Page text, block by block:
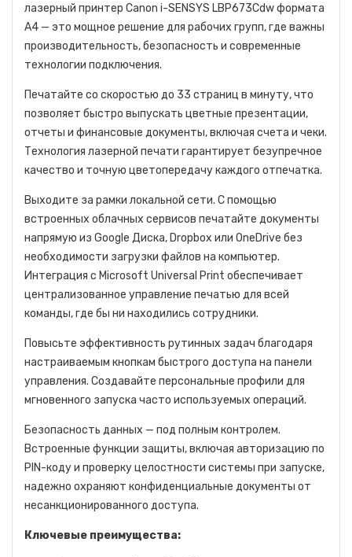
лазерный принтер Canon i-SENSYS LBP673Cdw формата
А4 — это мощное решение для рабочих групп, где важны
производительность, безопасность и современные
технологии подключения.
Печатайте со скоростью до 33 страниц в минуту, что
позволяет быстро выпускать цветные презентации,
отчеты и финансовые документы, включая счета и чеки.
Технология лазерной печати гарантирует безупречное
качество и точную цветопередачу каждого отпечатка.
Выходите за рамки локальной сети. С помощью
встроенных облачных сервисов печатайте документы
напрямую из Google Диска, Dropbox или OneDrive без
необходимости загрузки файлов на компьютер.
Интеграция с Microsoft Universal Print обеспечивает
централизованное управление печатью для всей
команды, где бы ни находились сотрудники.
Повысьте эффективность рутинных задач благодаря
настраиваемым кнопкам быстрого доступа на панели
управления. Создавайте персональные профили для
мгновенного запуска часто используемых операций.
Безопасность данных — под полным контролем.
Встроенные функции защиты, включая авторизацию по
PIN-коду и проверку целостности системы при запуске,
надежно охраняют конфиденциальные документы от
несанкционированного доступа.
Ключевые преимущества: